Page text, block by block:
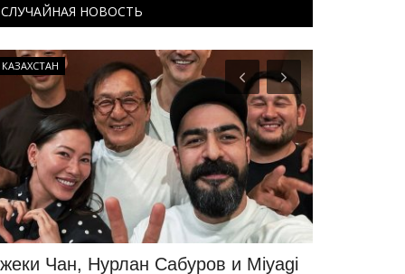
СЛУЧАЙНАЯ НОВОСТЬ
КАЗАХСТАН
Чан, Нурлан Сабуров и Miyagi